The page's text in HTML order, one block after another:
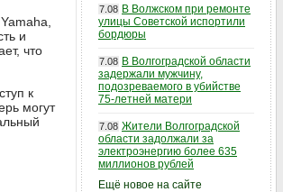
и
что
к
могут
7.08 В Волжском при ремонте
улицы Советской испортили
бордюры
7.08 В Волгоградской области
задержали мужчину,
подозреваемого в убийстве
75-летней матери
7.08 Жители Волгоградской
области задолжали за
электроэнергию более 635
миллионов рублей
Ещё новое на сайте